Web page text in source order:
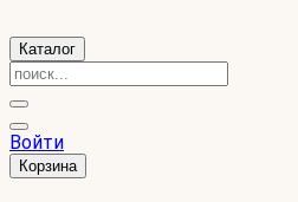
Каталог
Войти
Корзина